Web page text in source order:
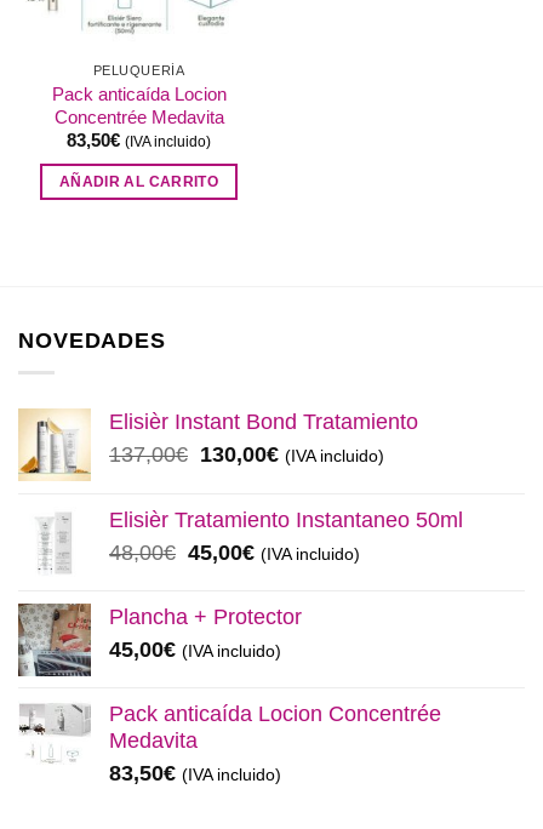
PELUQUERÍA
Pack anticaída Locion
Concentrée Medavita
83,50€ (IVA incluido)
AÑADIR AL CARRITO
NOVEDADES
Elisièr Instant Bond Tratamiento
137,00€ El
original
137,00€.
130,00€El
actual
130,00€.
(IVA incluido)
Elisièr Tratamiento Instantaneo 50ml
48,00€ El
original
48,00€.
45,00€El
actual
45,00€.
(IVA incluido)
Plancha + Protector
45,00€ (IVA incluido)
Pack anticaída Locion Concentrée
Medavita
83,50€ (IVA incluido)